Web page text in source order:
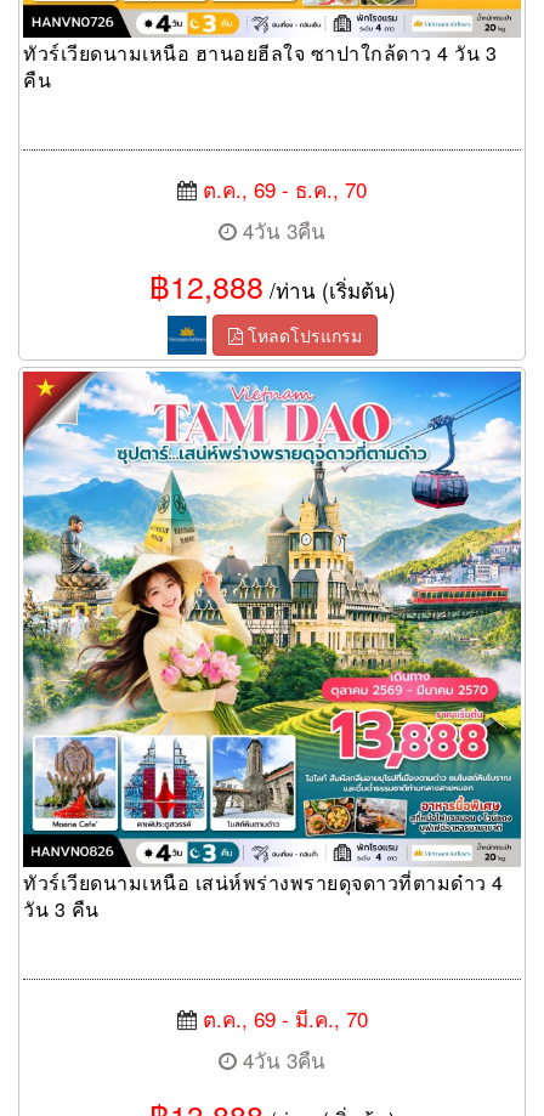
ทัวร์เวียดนามเหนือ ฮานอยฮีลใจ ซาปาใกล้ดาว 4 วัน 3
คืน
ต.ค., 69 - ธ.ค., 70
4วัน 3คืน
฿12,888 /ท่าน (เริ่มต้น)
โหลดโปรแกรม
ทัวร์เวียดนามเหนือ เสน่ห์พร่างพรายดุจดาวที่ตามด๋าว 4 วัน 3 คืน
ทัวร์เวียดนามเหนือ เสน่ห์พร่างพรายดุจดาวที่ตามด๋าว 4
วัน 3 คืน
ต.ค., 69 - มี.ค., 70
4วัน 3คืน